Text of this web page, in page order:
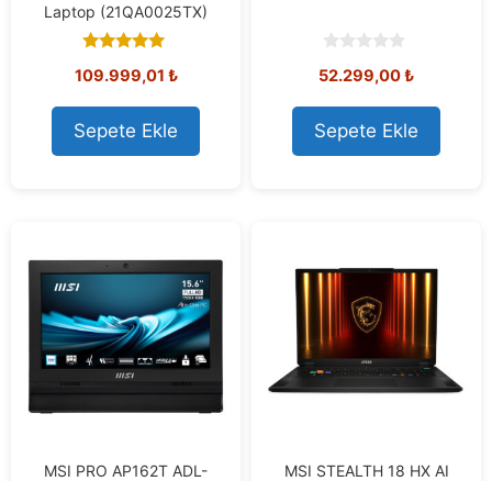
Laptop (21QA0025TX)
out of 5
109.999,01 ₺
Sepete Ekle
o
t
o
f
5
52.299,00₺
Sepete Ekle
MSI PRO AP162T ADL-
MSI STEALTH 18 HX AI